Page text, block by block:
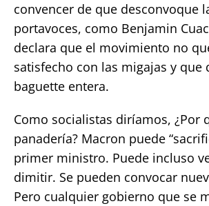
convencer de que desconvoque
portavoces, como Benjamin
declara que el movimiento no
satisfecho con las migajas y que
baguette entera.
Como socialistas diríamos, ¿Por
panadería? Macron puede
primer ministro. Puede incluso
dimitir. Se pueden convocar
Pero cualquier gobierno que se